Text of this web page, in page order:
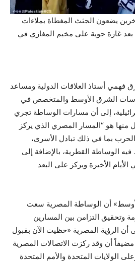
يضعون الجثث المغطاة بملاءات
غارة جوية على مخيم المغازي في
فهمي أستاذ العلاقات الدولية ومساعد
الشرق الأوسط والمتخصص في
إلى أن مسارات الوساطة تجري
الأول منها هو “المسار المصري الذي يركز
الحرب بما في ذلك تبادل الأسرى،
الوساطة القطرية، بالإضافة إلى
الأخيرة ويركز على البعد
أن الوساطة المصرية سعت
وتحقيق التزامن بين المسارين
أن الرؤية المصرية «حظيت الآن بقبول
أن وقد ركزت الاتصالات المصرية
الولايات المتحدة والأمم المتحدة